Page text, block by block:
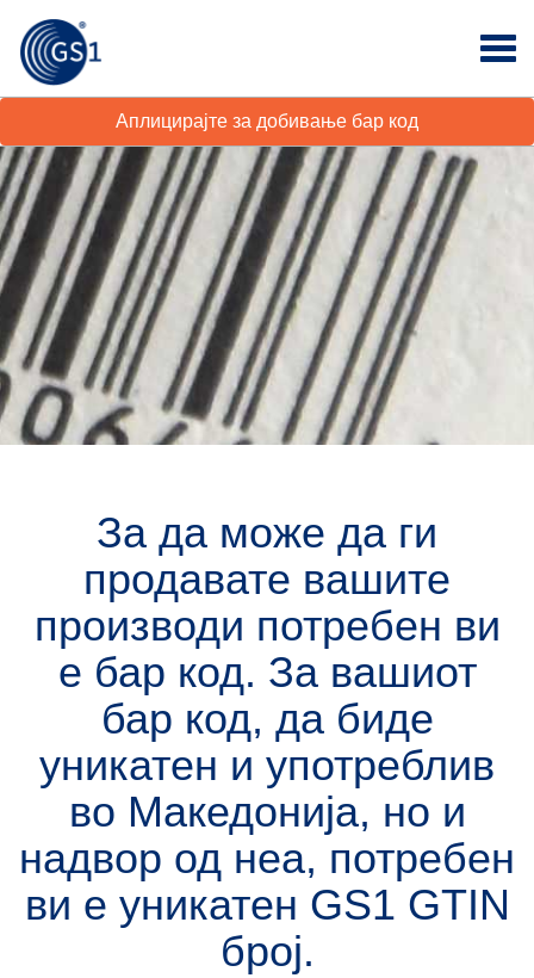
Аплицирајте за добивање бар код
За да може да ги
продавате вашите
производи потребен ви
е бар код. За вашиот
бар код, да биде
уникатен и употреблив
во Македонија, но и
надвор од неа, потребен
ви е уникатен GS1 GTIN
број.